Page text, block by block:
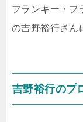
フランキー・フ
の吉野裕行さん
吉野裕行のプ